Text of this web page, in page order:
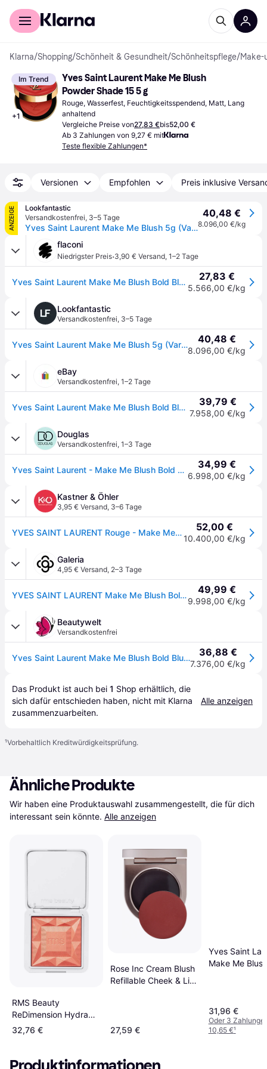
Für Shopper
Klarna/Shopping/Schönheit & Gesundheit/Schönheitspflege/Make-
Im Trend
+1
Yves Saint Laurent Make Me Blush
Powder Shade 15 5 g
Rouge, Wasserfest, Feuchtigkeitsspendend, Matt, Lang
anhaltend
Vergleiche Preise von27,83 €bis52,00 €
Ab 3 Zahlungen von 9,27 € mit
Teste flexible Zahlungen*
Versionen Empfohlen Preis inklusive
ANZEIGE
Lookfantastic
Versandkostenfrei, 3–5 Tage
Yves Saint Laurent Make Me Blush 5g (Various Shades) - Chilli Crush
40,48 €
8.096,00 €/kg
flaconi
Niedrigster Preis·3,90 € Versand, 1–2 Tage
Yves Saint Laurent Make Me Blush Bold Blurring Blush Rouge 6 g Nr. 15 - Chili Crush 27,83 €
5.566,00 €/kg
Lookfantastic
Versandkostenfrei, 3–5 Tage
Yves Saint Laurent Make Me Blush 5g (Various Shades) - Chilli Crush 40,48 €
8.096,00 €/kg
eBay
Versandkostenfrei, 1–2 Tage
Yves Saint Laurent Make Me Blush Bold Blurring Blush 15 Chili Crush 6g 39,79 €
7.958,00 €/kg
Douglas
Versandkostenfrei, 1–3 Tage
Yves Saint Laurent - Make Me Blush Bold Blurring Blush 5 g 15 - CHILI CRUSH (6998 € / 1 kg) 34,99 €
6.998,00 €/kg
Kastner & Öhler
3,95 € Versand, 3–6 Tage
YVES SAINT LAURENT Rouge - Make Me Blush Bold Blurring Blush (15 Chili Crush) 52,00 €
10.400,00 €/kg
Galeria
4,95 € Versand, 2–3 Tage
YVES SAINT LAURENT Make Me Blush Bold Blurring, Gesichts Make-up, rouge, Puder, rot (15 Chili Crush), mattierend, Deckkraft: Leicht bis Mittel, rot, 5 49,99 €
9.998,00 €/kg
Beautywelt
Versandkostenfrei
Yves Saint Laurent Make Me Blush Bold Blurring Blush 5 g 15 Chili Crush 36,88 €
7.376,00 €/kg
Das Produkt ist auch bei 1 Shop erhältlich, die
sich dafür entschieden haben, nicht mit Klarna
zusammenzuarbeiten.
Alle anzeigen
¹Vorbehaltlich Kreditwürdigkeitsprüfung.
Ähnliche Produkte
Wir haben eine Produktauswahl zusammengestellt, die für dich
interessant sein könnte. Alle anzeigen
RMS Beauty
ReDimension Hydra
Powder Blush Mai Tai
32,76 €
Rose Inc Cream Blush
Refillable Cheek & Lip
27,59 €
Yves Saint
Make Me
31,96 €
Oder 3
10,65 €¹